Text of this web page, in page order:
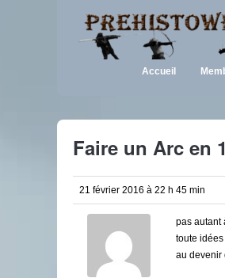
Accueil
Faire un Arc en
21 février 2016 à 22 h 45 min
pas autant
toute
au devenir